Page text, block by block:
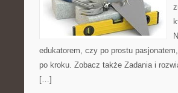
edukatorem, czy po prostu
po kroku. Zobacz także Zadania i
[…]